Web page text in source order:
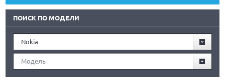
ПОИСК ПО МОДЕЛИ
Nokia
Модель